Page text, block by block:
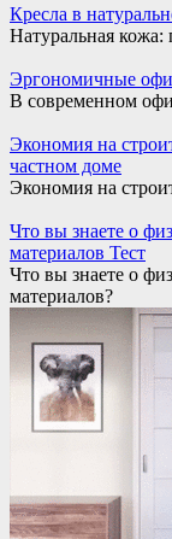
Кресла в
Натуральная кожа:
Эргономичные
В современном
Экономия на
частном доме
Экономия на
Что вы знаете о
материалов Тест
Что вы знаете о
материалов?